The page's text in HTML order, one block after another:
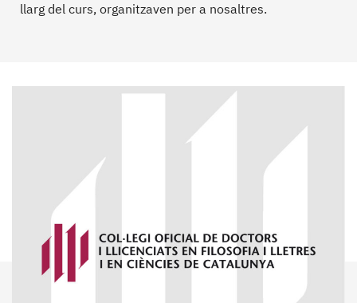
llarg del curs, organitzaven per a nosaltres.